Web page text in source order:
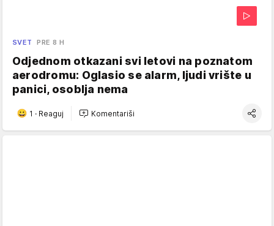
SVET PRE 8 H
Odjednom otkazani svi letovi na poznatom
aerodromu: Oglasio se alarm, ljudi vrište u
panici, osoblja nema
1 · Reaguj Komentariši